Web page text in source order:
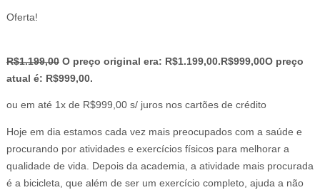
Oferta!
R$1.199,00 O preço original era: R$1.199,00.R$999,00O preço
atual é: R$999,00.
ou em até 1x de R$999,00 s/ juros nos cartões de crédito
Hoje em dia estamos cada vez mais preocupados com a saúde e
procurando por atividades e exercícios físicos para melhorar a
qualidade de vida. Depois da academia, a atividade mais procurada
é a bicicleta, que além de ser um exercício completo, ajuda a não